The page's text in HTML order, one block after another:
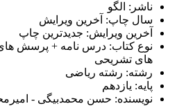
ناشر: الگو
سال چاپ: آخرین ویرایش
آخرین ویرایش: جدیدترین چاپ
نوع کتاب: درس نامه + پرسش های
های تشریحی
رشته: رشته ریاضی
پایه: یازدهم
نویسنده: حسن محمدبیگی -